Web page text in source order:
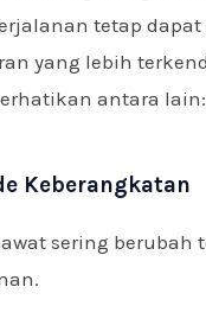
tetap
yang lebih
antara lain:
Keberangkatan
sering berubah